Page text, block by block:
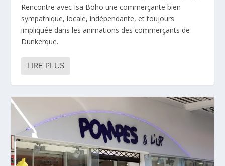
Rencontre avec Isa Boho une commerçante bien
sympathique, locale, indépendante, et toujours
impliquée dans les animations des commerçants de
Dunkerque.
LIRE PLUS